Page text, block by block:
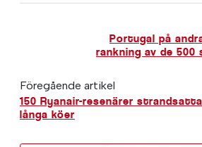
Portugal på
rankning av de 500
Föregående artikel
150 Ryanair-resenärer
långa köer